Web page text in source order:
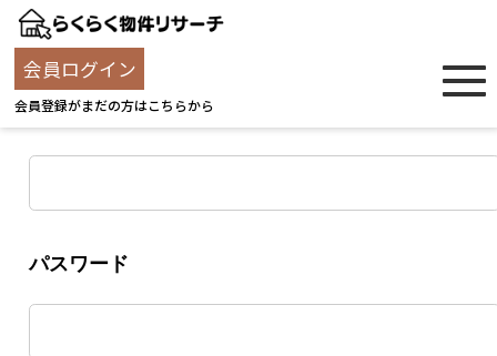
会員ログイン
会員登録がまだの方はこちらから
ユーザー名
パスワード